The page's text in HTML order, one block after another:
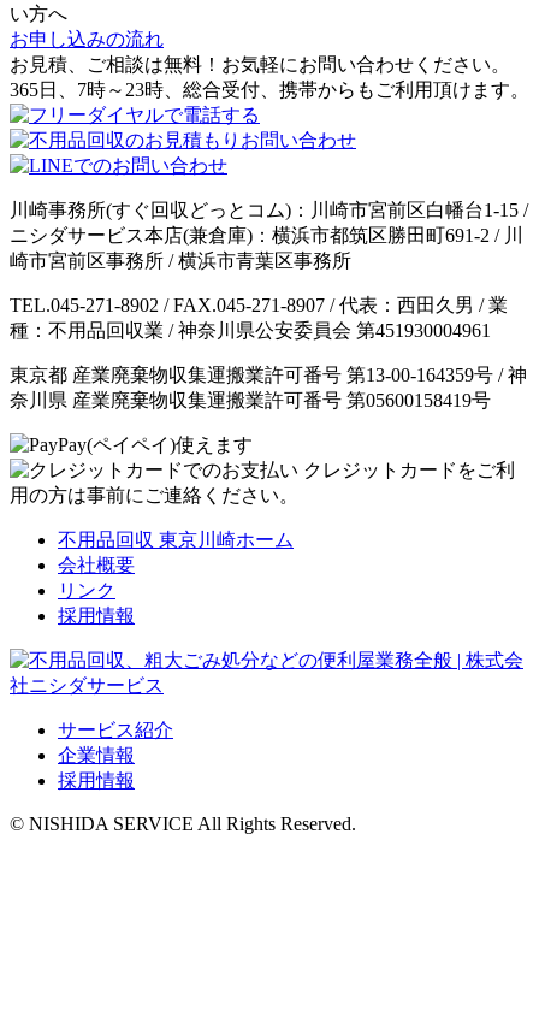
い方へ
お申し込みの流れ
お見積、ご相談は無料！お気軽にお問い合わせください。
365日、7時～23時、総合受付、携帯からもご利用頂けます。
川崎事務所(すぐ回収どっとコム)：川崎市宮前区白幡台1-15 /
ニシダサービス本店(兼倉庫)：横浜市都筑区勝田町691-2 / 川
崎市宮前区事務所 / 横浜市青葉区事務所
TEL.045-271-8902 / FAX.045-271-8907 / 代表：西田久男 / 業
種：不用品回収業 / 神奈川県公安委員会 第451930004961
東京都 産業廃棄物収集運搬業許可番号 第13-00-164359号 / 神
奈川県 産業廃棄物収集運搬業許可番号 第05600158419号
クレジットカードをご利
用の方は事前にご連絡ください。
不用品回収 東京川崎ホーム
会社概要
リンク
採用情報
サービス紹介
企業情報
採用情報
© NISHIDA SERVICE All Rights Reserved.